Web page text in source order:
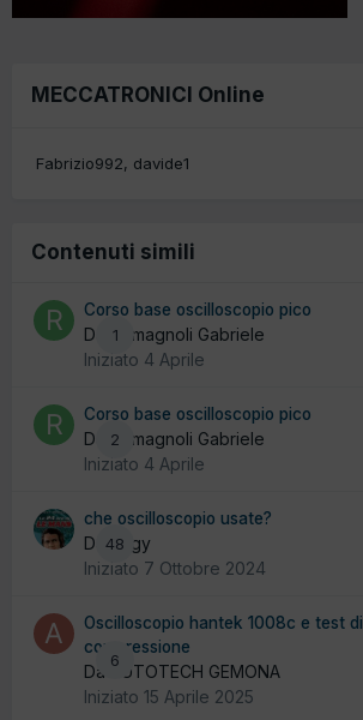
MECCATRONICI Online
Fabrizio992 davide1
Contenuti simili
1
Corso base oscilloscopio pico
Da Romagnoli Gabriele
Iniziato 4 Aprile
2
Corso base oscilloscopio pico
Da Romagnoli Gabriele
Iniziato 4 Aprile
48
che oscilloscopio usate?
Da yogy
Iniziato 7 Ottobre 2024
6
Oscilloscopio hantek 1008c e test di
compressione
Da AUTOTECH GEMONA
Iniziato 15 Aprile 2025